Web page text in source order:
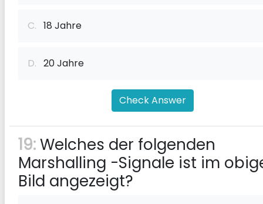
C. 18 Jahre
D. 20 Jahre
Check Answer
19:Welches der folgenden
Marshalling -Signale ist im
Bild angezeigt?